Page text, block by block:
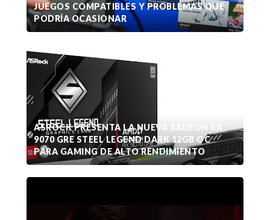
JUEGOS COMPATIBLES Y PROBLEMAS QUE
PODRÍA OCASIONAR
ASROCK PRESENTA LA NUEVA RADEON RX
9070 GRE STEEL LEGEND DARK 12GB OC
PARA GAMING DE ALTO RENDIMIENTO